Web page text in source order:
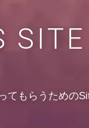
SITE
てもらうための